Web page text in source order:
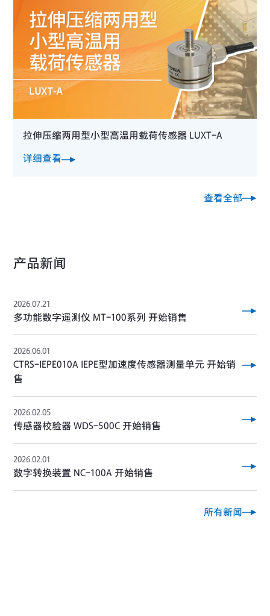
拉伸压缩两用型小型高温用载荷传感器 LUXT-A
详细查看
查看全部
产品新闻
2026.07.21
多功能数字遥测仪 MT-100系列 开始销售
2026.06.01
CTRS-IEPE010A IEPE型加速度传感器测量单元 开始销
售
2026.02.05
传感器校验器 WDS-500C 开始销售
2026.02.01
数字转换装置 NC-100A 开始销售
所有新闻